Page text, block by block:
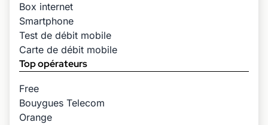
Box internet
Smartphone
Test de débit mobile
Carte de débit mobile
Top opérateurs
Free
Bouygues Telecom
Orange